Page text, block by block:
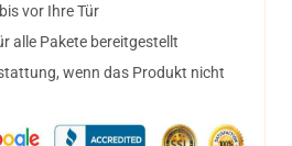
vor Ihre Tür
alle Pakete bereitgestellt
wenn das Produkt nicht